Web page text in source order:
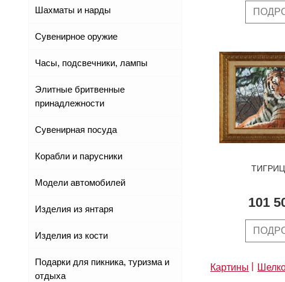
Шахматы и нарды
Сувенирное оружие
Часы, подсвечники, лампы
Элитные бритвенные
принадлежности
Сувенирная посуда
Корабли и парусники
Модели автомобилей
Изделия из янтаря
Изделия из кости
Подарки для пикника, туризма и
отдыха
101
Картины